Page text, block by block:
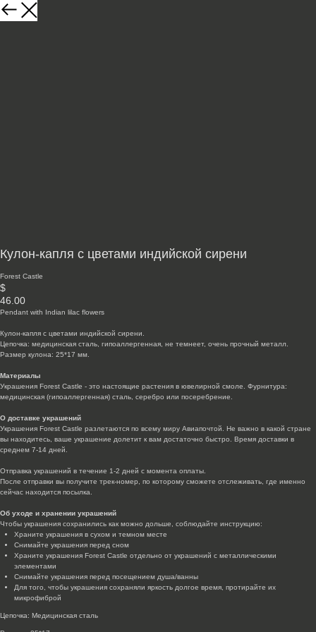
Кулон-капля с цветами индийской сирени
Forest Castle
$
46.00
Pendant with Indian lilac flowers
Кулон-капля с цветами индийской сирени.
Цепочка: медицинская сталь, гипоаллергенная, не темнеет, очень прочный металл.
Размер кулона: 25*17 мм.
Материалы
Украшения Forest Castle - это настоящие растения в ювелирной смоле. Фурнитура:
медицинская (гипоаллергенная) сталь, серебро или посеребрение.
О доставке украшений
Украшения Forest Castle разлетаются по всему миру Авиапочтой. Не важно в какой стране
вы находитесь, ваше украшение долетит к вам достаточно быстро. Время доставки в
среднем 7-14 дней.
Отправка украшений в течение 1-2 дней с момента оплаты.
После отправки вы получите трек-номер, по которому сможете отслеживать, где именно
сейчас находится посылка.
Об уходе и хранении украшений
Чтобы украшения сохранились как можно дольше, соблюдайте инструкцию:
Храните украшения в сухом и темном месте
Снимайте украшения перед сном
Храните украшения Forest Castle отдельно от украшений с металлическими
элементами
Снимайте украшения перед посещением душа/ванны
Для того, чтобы украшения сохраняли яркость долгое время, протирайте их
микрофиброй
Цепочка: Медицинская сталь